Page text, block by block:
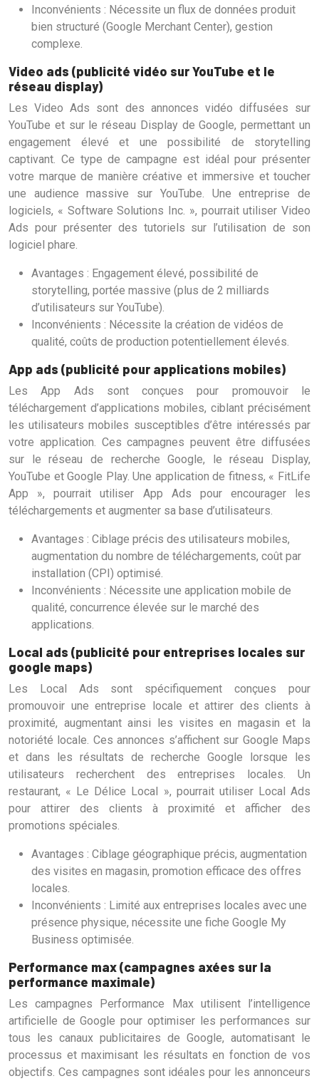
Inconvénients : Nécessite un flux de données produit
bien structuré (Google Merchant Center), gestion
complexe.
Video ads (publicité vidéo sur YouTube et le
réseau display)
Les Video Ads sont des annonces vidéo diffusées sur
YouTube et sur le réseau Display de Google, permettant un
engagement élevé et une possibilité de storytelling
captivant. Ce type de campagne est idéal pour présenter
votre marque de manière créative et immersive et toucher
une audience massive sur YouTube. Une entreprise de
logiciels, « Software Solutions Inc. », pourrait utiliser Video
Ads pour présenter des tutoriels sur l’utilisation de son
logiciel phare.
Avantages : Engagement élevé, possibilité de
storytelling, portée massive (plus de 2 milliards
d’utilisateurs sur YouTube).
Inconvénients : Nécessite la création de vidéos de
qualité, coûts de production potentiellement élevés.
App ads (publicité pour applications mobiles)
Les App Ads sont conçues pour promouvoir le
téléchargement d’applications mobiles, ciblant précisément
les utilisateurs mobiles susceptibles d’être intéressés par
votre application. Ces campagnes peuvent être diffusées
sur le réseau de recherche Google, le réseau Display,
YouTube et Google Play. Une application de fitness, « FitLife
App », pourrait utiliser App Ads pour encourager les
téléchargements et augmenter sa base d’utilisateurs.
Avantages : Ciblage précis des utilisateurs mobiles,
augmentation du nombre de téléchargements, coût par
installation (CPI) optimisé.
Inconvénients : Nécessite une application mobile de
qualité, concurrence élevée sur le marché des
applications.
Local ads (publicité pour entreprises locales sur
google maps)
Les Local Ads sont spécifiquement conçues pour
promouvoir une entreprise locale et attirer des clients à
proximité, augmentant ainsi les visites en magasin et la
notoriété locale. Ces annonces s’affichent sur Google Maps
et dans les résultats de recherche Google lorsque les
utilisateurs recherchent des entreprises locales. Un
restaurant, « Le Délice Local », pourrait utiliser Local Ads
pour attirer des clients à proximité et afficher des
promotions spéciales.
Avantages : Ciblage géographique précis, augmentation
des visites en magasin, promotion efficace des offres
locales.
Inconvénients : Limité aux entreprises locales avec une
présence physique, nécessite une fiche Google My
Business optimisée.
Performance max (campagnes axées sur la
performance maximale)
Les campagnes Performance Max utilisent l’intelligence
artificielle de Google pour optimiser les performances sur
tous les canaux publicitaires de Google, automatisant le
processus et maximisant les résultats en fonction de vos
objectifs. Ces campagnes sont idéales pour les annonceurs